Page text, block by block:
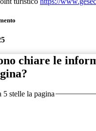
chiare le
5 stelle la pagina